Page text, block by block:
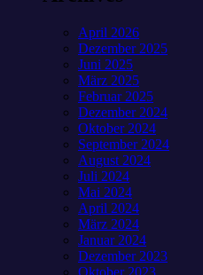
April 2026
Dezember 2025
Juni 2025
März 2025
Februar 2025
Dezember 2024
Oktober 2024
September 2024
August 2024
Juli 2024
Mai 2024
April 2024
März 2024
Januar 2024
Dezember 2023
Oktober 2023